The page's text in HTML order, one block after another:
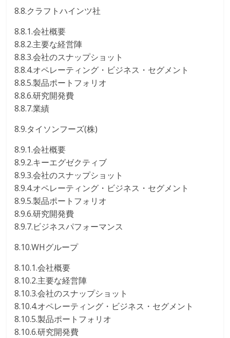
8.8.クラフトハインツ社
8.8.1.会社概要
8.8.2.主要な経営陣
8.8.3.会社のスナップショット
8.8.4.オペレーティング・ビジネス・セグメント
8.8.5.製品ポートフォリオ
8.8.6.研究開発費
8.8.7.業績
8.9.タイソンフーズ(株)
8.9.1.会社概要
8.9.2.キーエグゼクティブ
8.9.3.会社のスナップショット
8.9.4.オペレーティング・ビジネス・セグメント
8.9.5.製品ポートフォリオ
8.9.6.研究開発費
8.9.7.ビジネスパフォーマンス
8.10.WHグループ
8.10.1.会社概要
8.10.2.主要な経営陣
8.10.3.会社のスナップショット
8.10.4.オペレーティング・ビジネス・セグメント
8.10.5.製品ポートフォリオ
8.10.6.研究開発費